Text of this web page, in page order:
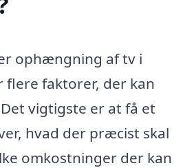
ophængning af tv i
flere faktorer, der kan
vigtigste er at få et
hvad der præcist skal
omkostninger der kan